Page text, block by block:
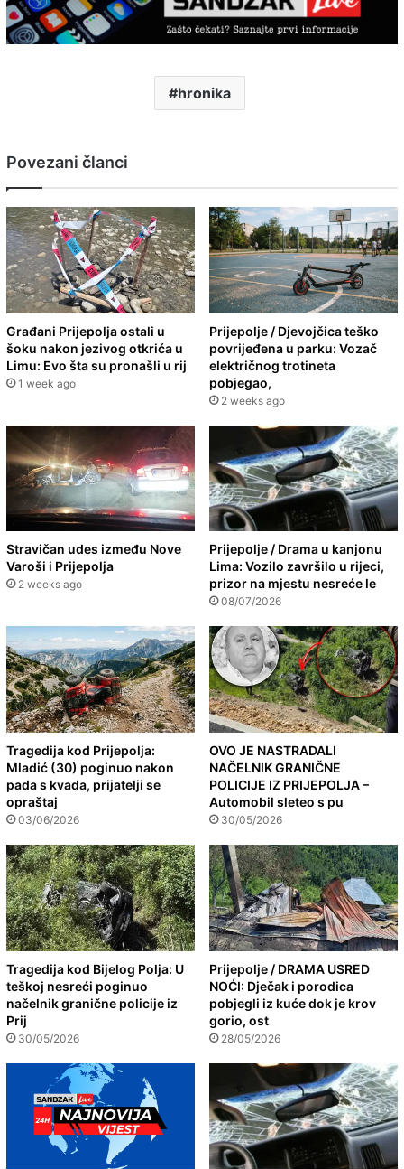
hronika
Povezani članci
Građani Prijepolja ostali u
šoku nakon jezivog otkrića u
Limu: Evo šta su pronašli u rij
1 week ago
Prijepolje / Djevojčica teško
povrijeđena u parku: Vozač
električnog trotineta
pobjegao,
2 weeks ago
Stravičan udes između Nove
Varoši i Prijepolja
2 weeks ago
Prijepolje / Drama u kanjonu
Lima: Vozilo završilo u rijeci,
prizor na mjestu nesreće le
08/07/2026
Tragedija kod Prijepolja:
Mladić (30) poginuo nakon
pada s kvada, prijatelji se
opraštaj
03/06/2026
OVO JE NASTRADALI
NAČELNIK GRANIČNE
POLICIJE IZ PRIJEPOLJA –
Automobil sleteo s pu
30/05/2026
Tragedija kod Bijelog Polja: U
teškoj nesreći poginuo
načelnik granične policije iz
Prij
30/05/2026
Prijepolje / DRAMA USRED
NOĆI: Dječak i porodica
pobjegli iz kuće dok je krov
gorio, ost
28/05/2026